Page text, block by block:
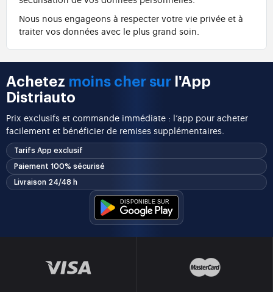
Nous nous engageons à respecter votre vie privée et à
traiter vos données avec le plus grand soin.
Achetez moins cher sur l'App
Distriauto
Prix exclusifs et commande immédiate : l’app pour acheter
facilement et bénéficier de remises supplémentaires.
Tarifs App exclusif
Paiement 100% sécurisé
Livraison 24/48 h